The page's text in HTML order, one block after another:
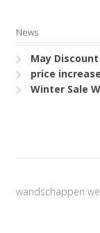
News
May
price increase
Winter Sale
wandschappen